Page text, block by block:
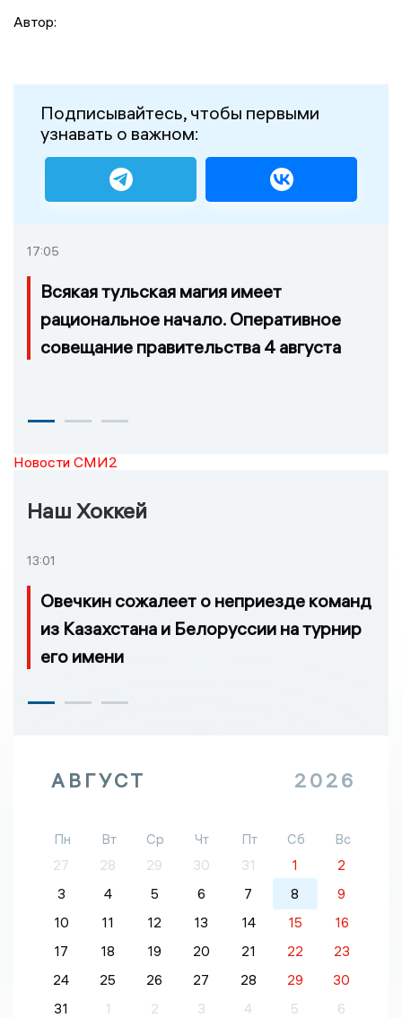
Автор:
Подписывайтесь, чтобы первыми
узнавать о важном:
17:05
Всякая тульская магия имеет
рациональное начало. Оперативное
совещание правительства 4 августа
Новости СМИ2
Наш Хоккей
13:01
Овечкин сожалеет о неприезде команд
из Казахстана и Белоруссии на турнир
его имени
АВГУСТ 2026
Пн Вт Ср Чт Пт Сб
Вс
27
28 29 30 31 1
2
3
4 5 6 7 8
9
10
11 12 13 14 15
16
17
18 19 20 21 22
23
24
25 26 27 28 29
30
31
1 2 3 4 5 6